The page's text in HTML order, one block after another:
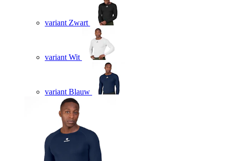
variant Zwart
variant Wit
variant Blauw